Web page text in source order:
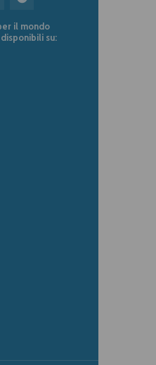
il mondo
su: